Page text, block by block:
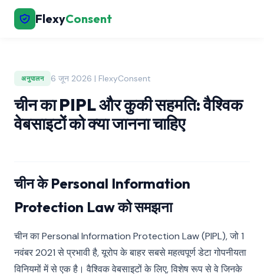
FlexyConsent
अनुपालन 6 जून 2026 | FlexyConsent
चीन का PIPL और कुकी सहमति: वैश्विक
वेबसाइटों को क्या जानना चाहिए
चीन के Personal Information
Protection Law को समझना
चीन का Personal Information Protection Law (PIPL), जो 1
नवंबर 2021 से प्रभावी है, यूरोप के बाहर सबसे महत्वपूर्ण डेटा गोपनीयता
विनियमों में से एक है। वैश्विक वेबसाइटों के लिए, विशेष रूप से वे जिनके